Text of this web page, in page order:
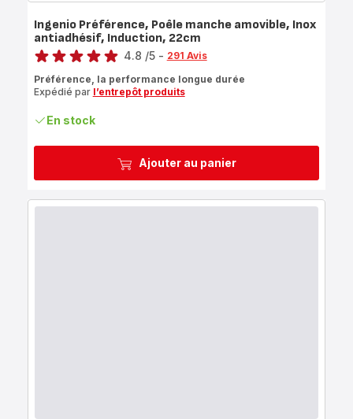
Ajouter au panier
Ingenio Préférence, Poêle manche amovible, Inox
antiadhésif, Induction, 22cm
Note
4.8 /5 - 291 Avis
Préférence, la performance longue durée
Expédié par l’entrepôt produits
En stock